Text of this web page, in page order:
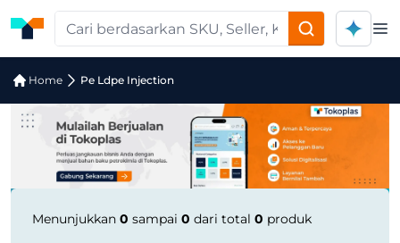
Home Pe Ldpe Injection
Jual Pe Ldpe Injection | Supplier
Menunjukkan 0 sampai 0 dari total 0 produk